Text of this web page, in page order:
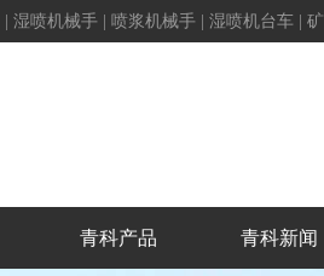
湿喷机械手 喷浆机械手 湿喷机台车
青科产品 青科新闻